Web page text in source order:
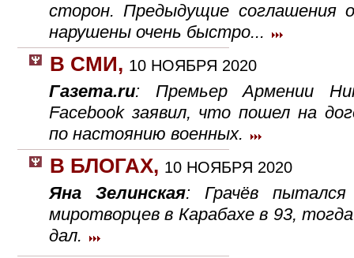
сторон. Предыдущие соглашения
нарушены очень быстро...
В СМИ, 10 НОЯБРЯ 2020
Газета.ru: Премьер Армении
Facebook заявил, что пошел на
по настоянию военных.
В БЛОГАХ, 10 НОЯБРЯ 2020
Яна Зелинская: Грачёв пытался
миротворцев в Карабахе в 93,
дал.